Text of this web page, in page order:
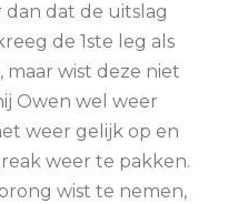
dan dat de uitslag
de 1ste leg als
wist deze niet
Owen wel weer
weer gelijk op en
weer te pakken.
wist te nemen,